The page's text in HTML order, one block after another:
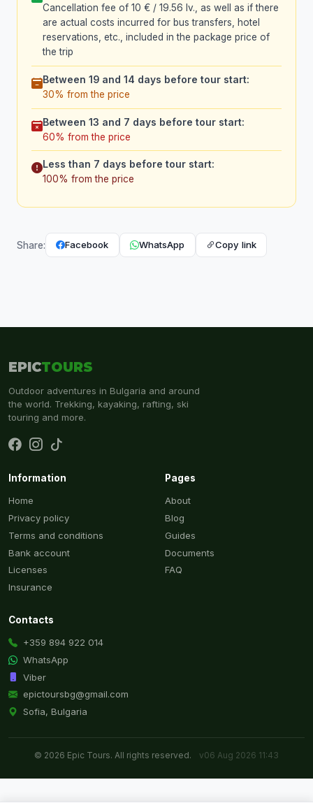
Cancellation fee of 10 € / 19.56 lv., as well as if there
are actual costs incurred for bus transfers, hotel
reservations, etc., included in the package price of
the trip
Between 19 and 14 days before tour start:
30% from the price
Between 13 and 7 days before tour start:
60% from the price
Less than 7 days before tour start:
100% from the price
Share: Facebook WhatsApp Copy link
EPICTOURS
Outdoor adventures in Bulgaria and around
the world. Trekking, kayaking, rafting, ski
touring and more.
Information
Home
Privacy policy
Terms and conditions
Bank account
Licenses
Insurance
Pages
About
Blog
Guides
Documents
FAQ
Contacts
+359 894 922 014
WhatsApp
Viber
epictoursbg@gmail.com
Sofia, Bulgaria
© 2026 Epic Tours. All rights reserved. v06 Aug 2026 11:43